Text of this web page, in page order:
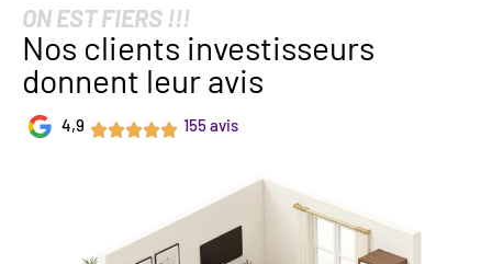
ON EST FIERS !!!
Nos clients investisseurs
donnent leur avis
4,9 155 avis